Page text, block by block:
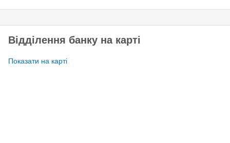
Відділення банку на карті
Показати на карті